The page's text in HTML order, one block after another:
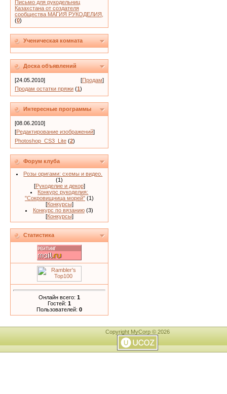
Письмо для рукодельниц
Казахстана от создателя
сообщества МАГИЯ РУКОДЕЛИЯ,
(0)
Ученическая комната
Доска объявлений
[24.05.2010] [Продам]
Продам остатки пряжи (1)
Интересные программы
[08.06.2010]
[Редактирование изображений]
Photoshop_CS3_Lite (2)
Форум клуба
Розы оригами: схемы и видео.
(1)
[Рукоделие и декор]
Конкурс рукоделия:
"Сокровищница морей" (1)
[Конкурсы]
Конкурс по вязанию (3)
[Конкурсы]
Статистика
Онлайн всего: 1
Гостей: 1
Пользователей: 0
Copyright MyCorp © 2026